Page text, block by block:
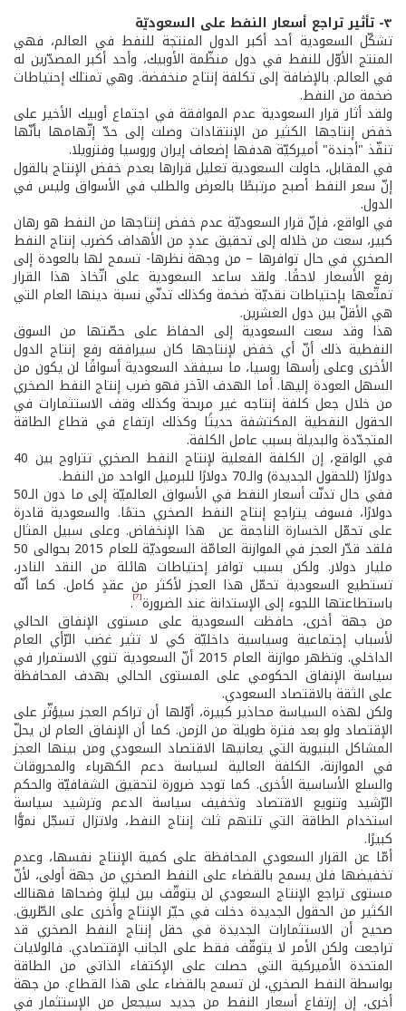
٣- تأثير تراجع أسعار النفط على السعوديّة
تشكّل السعودية أحد أكبر الدول المنتجة للنفط في العالم، فهي
المنتج الأوّل للنفط في دول منظّمة الأوبيك، وأحد أكبر المصدّرين له
في العالم. بالإضافة إلى تكلفة إنتاج منخفضة. وهي تمتلك إحتياطات
ضخمة من النفط.
ولقد أثار قرار السعودية عدم الموافقة في اجتماع أوبيك الأخير على
خفض إنتاجها الكثير من الإنتقادات وصلت إلى حدّ إتّهامها بأنّها
تنفّذ "أجندة" أميركيّة هدفها إضعاف إيران وروسيا وفنزويلا.
في المقابل، حاولت السعودية تعليل قرارها بعدم خفض الإنتاج بالقول
إنّ سعر النفط أصبح مرتبطًا بالعرض والطلب في الأسواق وليس في
الدول.
في الواقع، فإنّ قرار السعوديّة عدم خفض إنتاجها من النفط هو رهان
كبير، سعت من خلاله إلى تحقيق عددٍ من الأهداف كضرب إنتاج النفط
الصخري في حال توافرها – من وجهة نظرها- تسمح لها بالعودة إلى
رفع الأسعار لاحقًا. ولقد ساعد السعودية على اتّخاذ هذا القرار
تمتّعها بإحتياطات نقديّة ضخمة وكذلك تدنّي نسبة دينها العام التي
هي الأقلّ بين دول العشرين.
هذا وقد سعت السعودية إلى الحفاظ على حصّتها من السوق
النفطية ذلك أنّ أي خفض لإنتاجها كان سيرافقه رفع إنتاج الدول
الأخرى وعلى رأسها روسيا، ما سيفقد السعودية أسواقًا لن يكون من
السهل العودة إليها. أما الهدف الآخر فهو ضرب إنتاج النفط الصخري
من خلال جعل كلفة إنتاجه غير مربحة وكذلك وقف الاستثمارات في
الحقول النفطية المكتشفة حديثًا وكذلك ارتفاع في قطاع الطاقة
المتجدّدة والبديلة بسبب عامل الكلفة.
في الواقع، إن الكلفة الفعلية لإنتاج النفط الصخري تتراوح بين 40
دولارًا (للحقول الجديدة) والـ70 دولارًا للبرميل الواحد من النفط.
ففي حال تدنّت أسعار النفط في الأسواق العالميّة إلى ما دون الـ50
دولارًا، فسوف يتراجع إنتاج النفط الصخري حتمًا. والسعودية قادرة
على تحمّل الخسارة الناجمة عن هذا الإنخفاض. وعلى سبيل المثال
فلقد قدّر العجز في الموازنة العامّة السعوديّة للعام 2015 بحوالى 50
مليار دولار. ولكن بسبب توافر إحتياطات هائلة من النقد النادر،
تستطيع السعودية تحمّل هذا العجز لأكثر من عقدٍ كامل. كما أنّه
باستطاعتها اللجوء إلى الإستدانة عند الضرورة[7]
.
من جهة أخرى، حافظت السعودية على مستوى الإنفاق الحالي
لأسباب إجتماعية وسياسية داخليّة كي لا تثير غضب الرّأي العام
الداخلي. وتظهر موازنة العام 2015 أنّ السعودية تنوي الاستمرار في
سياسة الإنفاق الحكومي على المستوى الحالي بهدف المحافظة
على الثقة بالاقتصاد السعودي.
ولكن لهذه السياسة محاذير كبيرة، أوّلها أن تراكم العجز سيؤثّر على
الإقتصاد ولو بعد فترة طويلة من الزمن. كما أن الإنفاق العام لن يحلّ
المشاكل البنيوية التي يعانيها الاقتصاد السعودي ومن بينها العجز
في الموازنة، الكلفة العالية لسياسة دعم الكهرباء والمحروقات
والسلع الأساسية الأخرى. كما توجد ضرورة لتحقيق الشفافيّة والحكم
الرّشيد وتنويع الاقتصاد وتخفيف سياسة الدعم وترشيد سياسة
استخدام الطاقة التي تلتهم ثلث إنتاج النفط، ولاتزال تسجّل نموًّا
كبيرًا.
أمّا عن القرار السعودي المحافظة على كمية الإنتاج نفسها، وعدم
تخفيضها فلن يسمح بالقضاء على النفط الصخري من جهة أولى، لأنّ
مستوى تراجع الإنتاج السعودي لن يتوقّف بين ليلةٍ وضحاها فهنالك
الكثير من الحقول الجديدة دخلت في حيّز الإنتاج وأخرى على الطّريق.
صحيح أن الاستثمارات الجديدة في حقل إنتاج النفط الصخري قد
تراجعت ولكن الأمر لا يتوقّف فقط على الجانب الإقتصادي. فالولايات
المتحدة الأميركية التي حصلت على الإكتفاء الذاتي من الطاقة
بواسطة النفط الصخري، لن تسمح بالقضاء على هذا القطاع. من جهة
أخرى، إن إرتفاع أسعار النفط من جديد سيجعل من الإستثمار في